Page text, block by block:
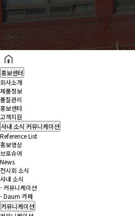
헤더설정
홍보센터
회사소개
제품정보
품질관리
홍보센터
고객지원
사내 소식 커뮤니케이션
Reference List
홍보영상
브로슈어
News
전시회 소식
사내 소식
- 커뮤니케이션
- Daum 카페
커뮤니케이션